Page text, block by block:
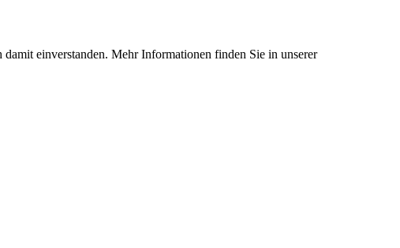
einverstanden. Mehr Informationen finden Sie in unserer